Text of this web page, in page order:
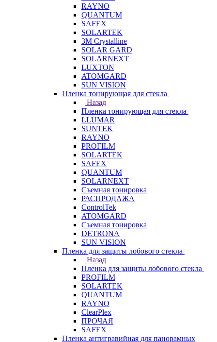
RAYNO
QUANTUM
SAFEX
SOLARTEK
3M Crystalline
SOLAR GARD
SOLARNEXT
LUXTON
ATOMGARD
SUN VISION
Пленка тонирующая для стекла
Назад
Пленка тонирующая для стекла
LLUMAR
SUNTEK
RAYNO
PROFILM
SOLARTEK
SAFEX
QUANTUM
SOLARNEXT
Съемная тонировка
РАСПРОДАЖА
ControlTek
ATOMGARD
Съемная тонировка
DETRONA
SUN VISION
Пленка для защиты лобового стекла
Назад
Пленка для защиты лобового стекла
PROFILM
SOLARTEK
QUANTUM
RAYNO
ClearPlex
ПРОЧАЯ
SAFEX
Пленка антигравийная для панорамных